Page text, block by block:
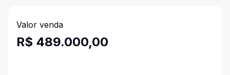
Valor venda
R$ 489.000,00